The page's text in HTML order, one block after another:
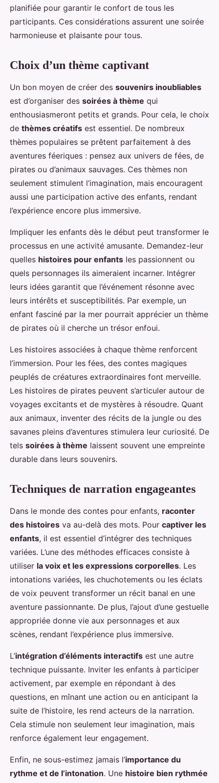
planifiée pour garantir le confort de tous les
participants. Ces considérations assurent une soirée
harmonieuse et plaisante pour tous.
Choix d’un thème captivant
Un bon moyen de créer des souvenirs inoubliables
est d’organiser des soirées à thème qui
enthousiasmeront petits et grands. Pour cela, le choix
de thèmes créatifs est essentiel. De nombreux
thèmes populaires se prêtent parfaitement à des
aventures féeriques : pensez aux univers de fées, de
pirates ou d’animaux sauvages. Ces thèmes non
seulement stimulent l’imagination, mais encouragent
aussi une participation active des enfants, rendant
l’expérience encore plus immersive.
Impliquer les enfants dès le début peut transformer le
processus en une activité amusante. Demandez-leur
quelles histoires pour enfants les passionnent ou
quels personnages ils aimeraient incarner. Intégrer
leurs idées garantit que l’événement résonne avec
leurs intérêts et susceptibilités. Par exemple, un
enfant fasciné par la mer pourrait apprécier un thème
de pirates où il cherche un trésor enfoui.
Les histoires associées à chaque thème renforcent
l’immersion. Pour les fées, des contes magiques
peuplés de créatures extraordinaires font merveille.
Les histoires de pirates peuvent s’articuler autour de
voyages excitants et de mystères à résoudre. Quant
aux animaux, inventer des récits de la jungle ou des
savanes pleins d’aventures stimulera leur curiosité. De
tels soirées à thème laissent souvent une empreinte
durable dans leurs souvenirs.
Techniques de narration engageantes
Dans le monde des contes pour enfants, raconter
des histoires va au-delà des mots. Pour captiver les
enfants, il est essentiel d’intégrer des techniques
variées. L’une des méthodes efficaces consiste à
utiliser la voix et les expressions corporelles. Les
intonations variées, les chuchotements ou les éclats
de voix peuvent transformer un récit banal en une
aventure passionnante. De plus, l’ajout d’une gestuelle
appropriée donne vie aux personnages et aux
scènes, rendant l’expérience plus immersive.
L’intégration d’éléments interactifs est une autre
technique puissante. Inviter les enfants à participer
activement, par exemple en répondant à des
questions, en mînant une action ou en anticipant la
suite de l’histoire, les rend acteurs de la narration.
Cela stimule non seulement leur imagination, mais
renforce également leur engagement.
Enfin, ne sous-estimez jamais l’importance du
rythme et de l’intonation. Une histoire bien rythmée